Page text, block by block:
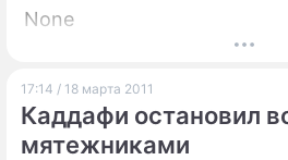
None
17:14 / 18 марта 2011
Каддафи остановил
мятежниками